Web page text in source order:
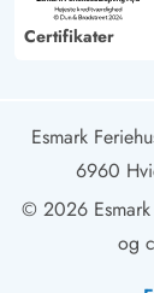
Certifikater
Esmark
6960
© 2026 Esmark
og